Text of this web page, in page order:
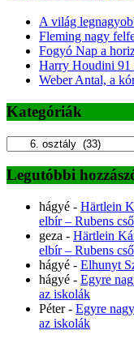
A világ
Fleming nagy
Fogyó Nap a
Harry Houdini 91
Weber Antal, a
Kategóriák
Kategóriák
Legutóbbi
hágyé - Härtlein
elbír – Rubens cső
geza - Härtlein
elbír – Rubens cső
hágyé - Elhunyt
hágyé - Egyre
az iskolák
Péter- Egyre
az iskolák